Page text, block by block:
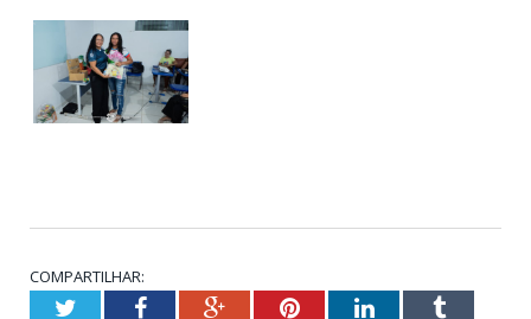
COMPARTILHAR:
TwitterFacebookGoogle+PinterestLinkedInTumblr